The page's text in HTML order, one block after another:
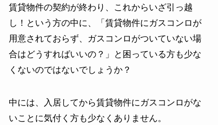
賃貸物件の契約が終わり、これからいざ引っ越
し！という方の中に、「賃貸物件にガスコンロが
用意されておらず、ガスコンロがついていない場
合はどうすればいいの？」と困っている方も少な
くないのではないでしょうか？
中には、入居してから賃貸物件にガスコンロがな
いことに気付く方も少なくありません。